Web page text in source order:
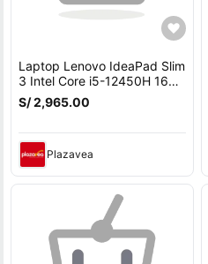
Laptop Lenovo IdeaPad Slim
3 Intel Core i5-12450H 16GB
RAM 512GB 15.6 FHD Táctil
83ER00NKLM
S/ 2,965.00
Plazavea